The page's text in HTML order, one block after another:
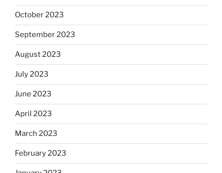
October 2023
September 2023
August 2023
July 2023
June 2023
April 2023
March 2023
February 2023